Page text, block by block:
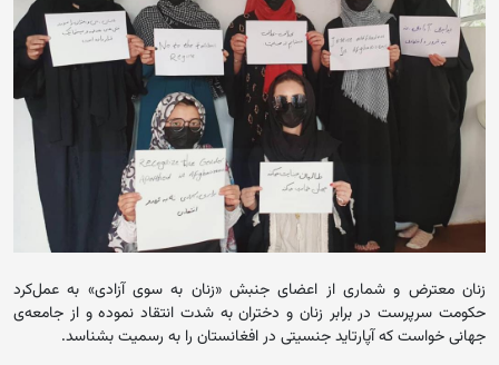
زنان معترض و شماری از اعضای جنبش «زنان به سوی آزادی» به عمل‌کرد
حکومت سرپرست در برابر زنان و دختران به شدت انتقاد نموده و از جامعه‌ی
جهانی خواست که آپارتاید جنسیتی در افغانستان را به رسمیت بشناسد.